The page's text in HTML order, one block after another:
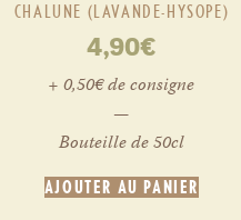
CHALUNE (LAVANDE-HYSOPE)
4,90€
+ 0,50€ de consigne
—
Bouteille de 50cl
AJOUTER AU PANIER